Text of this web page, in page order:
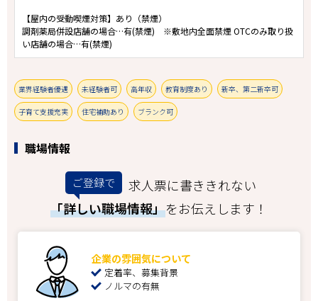
【屋内の受動喫煙対策】あり（禁煙）
調剤薬局併設店舗の場合…有(禁煙) ※敷地内全面禁煙 OTCのみ取り扱
い店舗の場合…有(禁煙)
業界経験者優遇 未経験者可 高年収 教育制度あり 新卒、第二新卒可
子育て支援充実 住宅補助あり ブランク可
職場情報
ご登録で
求人票に書ききれない
「詳しい職場情報」をお伝えします！
企業の雰囲気について
定着率、募集背景
ノルマの有無